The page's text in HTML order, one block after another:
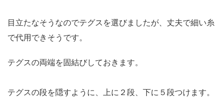
目立たなそうなのでテグスを選びましたが、丈夫で細い糸
で代用できそうです。
テグスの両端を固結びしておきます。
テグスの段を隠すように、上に２段、下に５段つけます。